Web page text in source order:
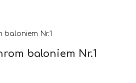
baloniem Nr.1